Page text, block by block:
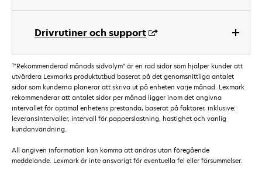
Drivrutiner och support
†"Rekommenderad månads sidvolym" är en rad sidor som hjälper kunder att
utvärdera Lexmarks produktutbud baserat på det genomsnittliga antalet
sidor som kunderna planerar att skriva ut på enheten varje månad. Lexmark
rekommenderar att antalet sidor per månad ligger inom det angivna
intervallet för optimal enhetens prestanda, baserat på faktorer, inklusive:
leveransintervaller, intervall för papperslastning, hastighet och vanlig
kundanvändning.
All angiven information kan komma att ändras utan föregående
meddelande. Lexmark är inte ansvarigt för eventuella fel eller försummelser.